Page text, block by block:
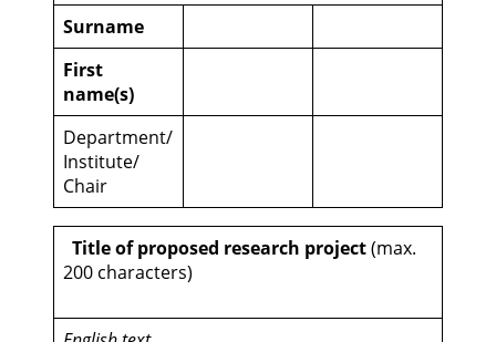
Surname
First
name(s)
Department/
Institute/
Chair
Title of proposed research project(max.
200 characters)